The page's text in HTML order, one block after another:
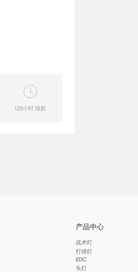
120小时 续航
产品中心
战术灯
打猎灯
EDC
头灯